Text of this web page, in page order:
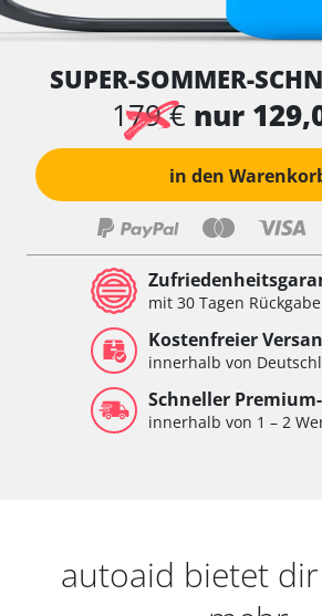
SUPER-SOMMER-
179 € nur
in den
mit 30 Tagen
Kostenfreier
innerhalb von
Schneller
innerhalb von 1 – 2
autoaid bietet